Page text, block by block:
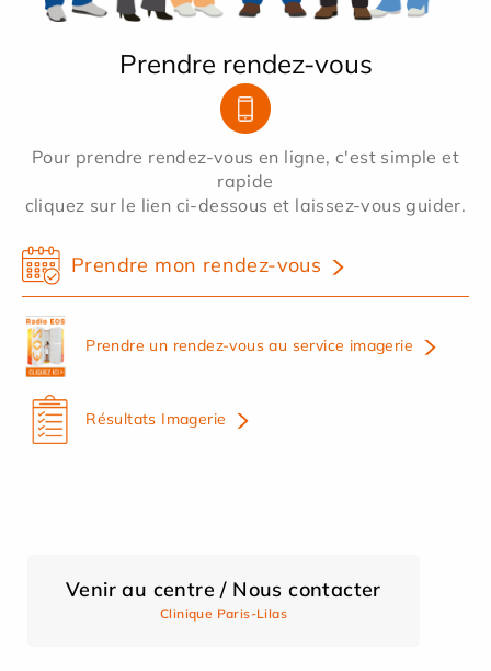
Prendre rendez-vous
Pour prendre rendez-vous en ligne, c'est simple et
rapide
cliquez sur le lien ci-dessous et laissez-vous guider.
Prendre mon rendez-vous
Prendre un rendez-vous au service imagerie
Résultats Imagerie
Venir au centre / Nous contacter
Clinique Paris-Lilas